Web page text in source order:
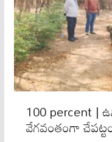
100 percent |
వేగవంతంగా